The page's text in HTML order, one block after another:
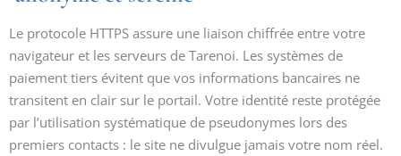
Le protocole HTTPS assure une liaison chiffrée entre votre
navigateur et les serveurs de Tarenoi. Les systèmes de
paiement tiers évitent que vos informations bancaires ne
transitent en clair sur le portail. Votre identité reste protégée
par l’utilisation systématique de pseudonymes lors des
premiers contacts : le site ne divulgue jamais votre nom réel.